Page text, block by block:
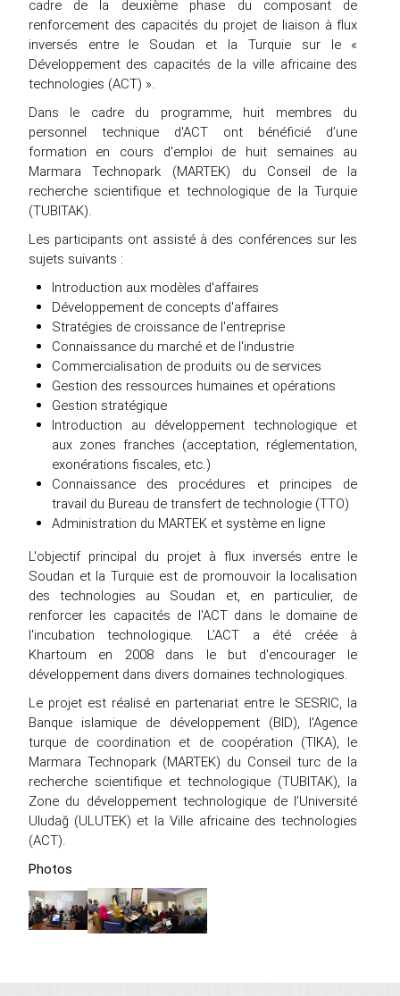
cadre de la deuxième phase du composant de
renforcement des capacités du projet de liaison à flux
inversés entre le Soudan et la Turquie sur le «
Développement des capacités de la ville africaine des
technologies (ACT) ».
Dans le cadre du programme, huit membres du
personnel technique d'ACT ont bénéficié d’une
formation en cours d'emploi de huit semaines au
Marmara Technopark (MARTEK) du Conseil de la
recherche scientifique et technologique de la Turquie
(TUBITAK).
Les participants ont assisté à des conférences sur les
sujets suivants :
Introduction aux modèles d'affaires
Développement de concepts d'affaires
Stratégies de croissance de l'entreprise
Connaissance du marché et de l'industrie
Commercialisation de produits ou de services
Gestion des ressources humaines et opérations
Gestion stratégique
Introduction au développement technologique et
aux zones franches (acceptation, réglementation,
exonérations fiscales, etc.)
Connaissance des procédures et principes de
travail du Bureau de transfert de technologie (TTO)
Administration du MARTEK et système en ligne
L'objectif principal du projet à flux inversés entre le
Soudan et la Turquie est de promouvoir la localisation
des technologies au Soudan et, en particulier, de
renforcer les capacités de l'ACT dans le domaine de
l'incubation technologique. L’ACT a été créée à
Khartoum en 2008 dans le but d'encourager le
développement dans divers domaines technologiques.
Le projet est réalisé en partenariat entre le SESRIC, la
Banque islamique de développement (BID), l'Agence
turque de coordination et de coopération (TIKA), le
Marmara Technopark (MARTEK) du Conseil turc de la
recherche scientifique et technologique (TUBITAK), la
Zone du développement technologique de l’Université
Uludağ (ULUTEK) et la Ville africaine des technologies
(ACT).
Photos